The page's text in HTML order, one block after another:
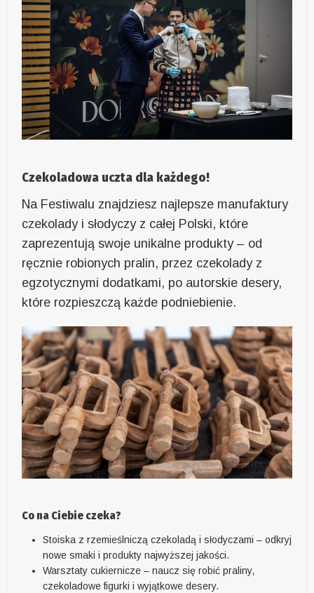
Czekoladowa uczta dla każdego!
Na Festiwalu znajdziesz najlepsze manufaktury
czekolady i słodyczy z całej Polski, które
zaprezentują swoje unikalne produkty – od
ręcznie robionych pralin, przez czekolady z
egzotycznymi dodatkami, po autorskie desery,
które rozpieszczą każde podniebienie.
Co na Ciebie czeka?
Stoiska z rzemieślniczą czekoladą i słodyczami – odkryj
nowe smaki i produkty najwyższej jakości.
Warsztaty cukiernicze – naucz się robić praliny,
czekoladowe figurki i wyjątkowe desery.